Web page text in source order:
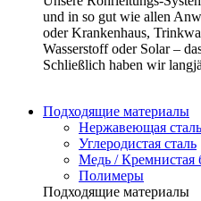
und in so gut wie allen
oder Krankenhaus,
Wasserstoff oder Solar –
Schließlich haben wir
Подходящие материалы
Нержавеющая сталь
Углеродистая сталь
Медь / Кремнистая
Полимеры
Подходящие материалы